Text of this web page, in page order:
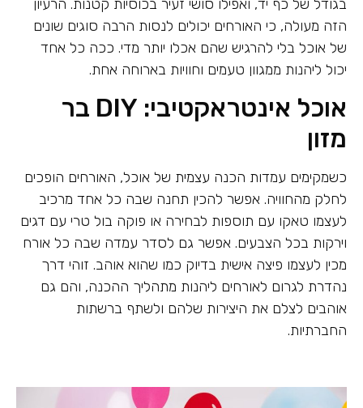
בגודל של כף יד, ואפילו סושי זעיר בכוסיות קטנות. הרעיון
הזה מעולה, כי האורחים יכולים לנסות הרבה סוגים שונים
של אוכל בלי להרגיש שהם אכלו יותר מדי. ככה כל אחד
יכול ליהנות ממגוון טעמים וחוויות בארוחה אחת.
אוכל אינטראקטיבי: DIY בר
מזון
כשמקימים עמדות הכנה עצמית של אוכל, האורחים הופכים
לחלק מהחוויה. אפשר להכין תחנה שבה כל אחד מרכיב
לעצמו טאקו עם תוספות לבחירה או פוקה בול טרי עם דגים
וירקות בכל הצבעים. אפשר גם לסדר עמדה שבה כל אורח
מכין לעצמו פיצה אישית בדיוק כמו שהוא אוהב. זוהי דרך
נהדרת לגרום לאורחים ליהנות מתהליך ההכנה, והם גם
אוהבים לצלם את היצירות שלהם ולשתף ברשתות
החברתיות.